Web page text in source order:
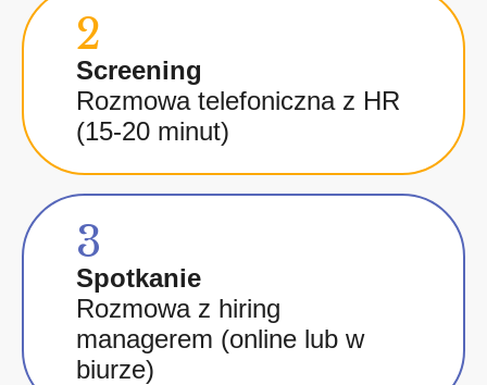
2
Screening
Rozmowa telefoniczna z HR
(15-20 minut)
3
Spotkanie
Rozmowa z hiring
managerem (online lub w
biurze)